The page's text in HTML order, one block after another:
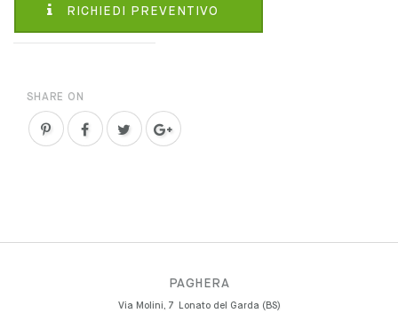
RICHIEDI PREVENTIVO
SHARE ON
PAGHERA
Via Molini, 7
Lonato del Garda (BS)